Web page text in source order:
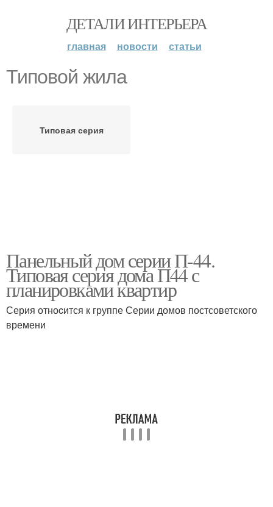
ДЕТАЛИ ИНТЕРЬЕРА
главная новости статьи
Типовой жила
Типовая серия
Панельный дом серии П-44.
Типовая серия дома П44 с
планировками квартир
Серия отноcится к группе Серии домов постсоветского
времени